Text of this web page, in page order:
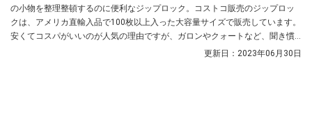
の小物を整理整頓するのに便利なジップロック。コストコ販売のジップロッ
クは、アメリカ直輸入品で100枚以上入った大容量サイズで販売しています。
安くてコスパがいいのが人気の理由ですが、ガロンやクォートなど、聞き慣
れないサイズに戸惑う人もいるようです。そこで今回は、コストコ販売のジ
更新日： 2023年06月30日